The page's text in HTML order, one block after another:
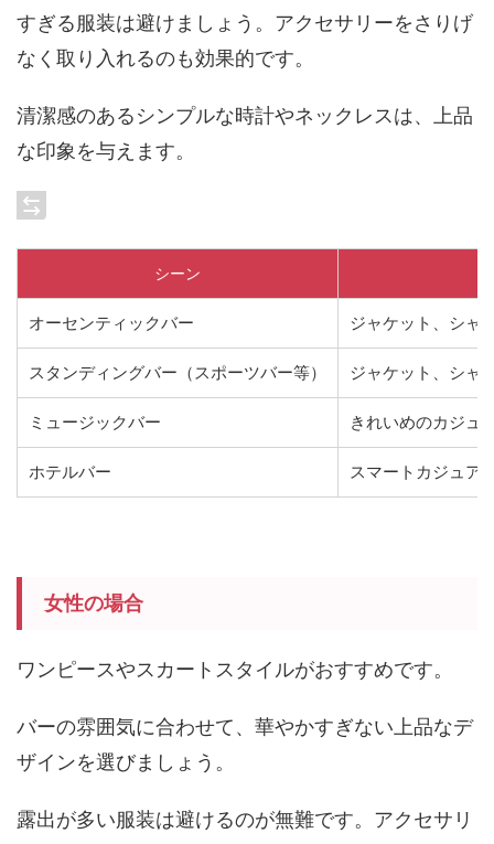
すぎる服装は避けましょう。アクセサリーをさりげ
なく取り入れるのも効果的です。
清潔感のあるシンプルな時計やネックレスは、上品
な印象を与えます。
シーン
オーセンティックバー ジャケット、シャ
スタンディングバー（スポーツバー等） ジャケット、シャ
ミュージックバー きれいめのカジュ
ホテルバー スマートカジュア
女性の場合
ワンピースやスカートスタイルがおすすめです。
バーの雰囲気に合わせて、華やかすぎない上品なデ
ザインを選びましょう。
露出が多い服装は避けるのが無難です。アクセサリ